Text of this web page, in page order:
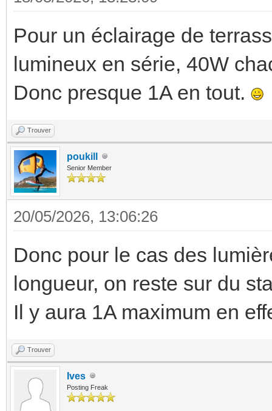
Pour un éclairage de
lumineux en série, 40W
Donc presque 1A en tout.
Trouver
poukill
Senior Member
20/05/2026, 13:06:26
Donc pour le cas des
longueur, on reste sur du
Il y aura 1A maximum en
Trouver
Ives
Posting Freak